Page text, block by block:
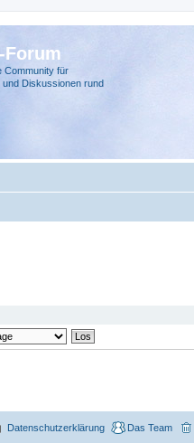
Forum
Community für
und Diskussionen rund
Das Team
Datenschutzerklärung